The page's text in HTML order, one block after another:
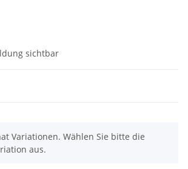
sichtbar
Variationen. Wählen Sie bitte die
aus.